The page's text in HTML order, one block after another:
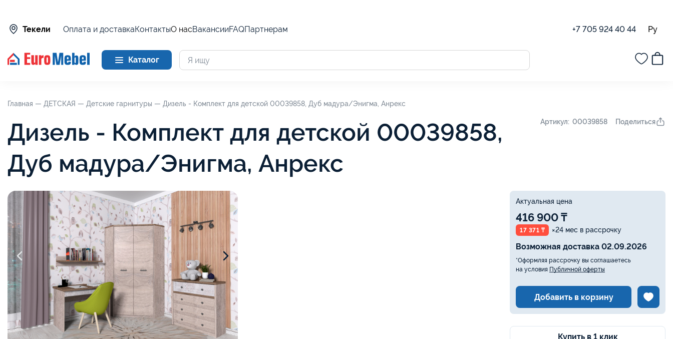
Текели Оплата и доставкаКонтактыО насВакансииFAQПартнерам +7 705 924 40 44 Ру
Каталог
Главная — ДЕТСКАЯ — Детские гарнитуры — Дизель - Комплект для детской 00039858, Дуб мадура/Энигма, Анрекс
Дизель - Комплект для детской 00039858,
Дуб мадура/Энигма, Анрекс
Артикул: 00039858 Поделиться
Актуальная цена
416 900 ₸
17 371 ₸ ×24 мес в рассрочку
Возможная доставка 02.09.2026
*Оформляя рассрочку вы соглашаетесь
на условия Публичной оферты
Добавить в корзину
Купить в 1 клик